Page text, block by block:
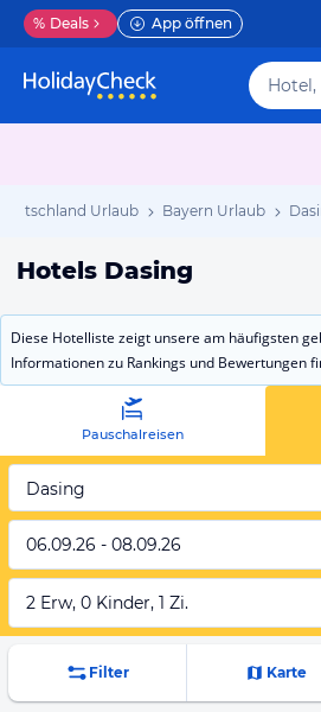
% Deals App öffnen
Urlaub Bayern Urlaub
Hotels Dasing
Diese Hotelliste zeigt unsere am häufigsten
Informationen zu Rankings und Bewertungen
Pauschalreisen
Dasing
06.09.26 - 08.09.26
2 Erw, 0 Kinder, 1 Zi.
Filter Karte